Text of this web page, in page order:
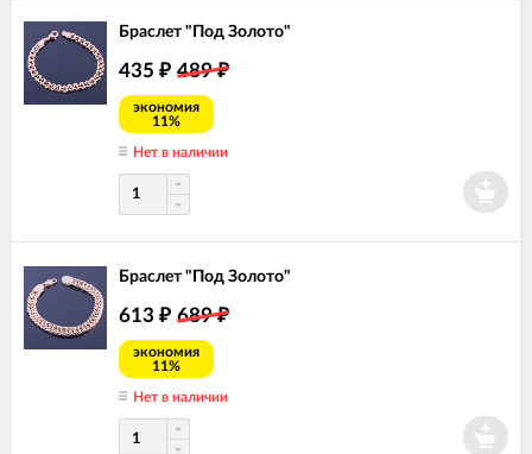
Браслет "Под Золото"
435 ₽ 489₽
экономия
11%
Нет в наличии
Браслет "Под Золото"
613 ₽ 689₽
экономия
11%
Нет в наличии